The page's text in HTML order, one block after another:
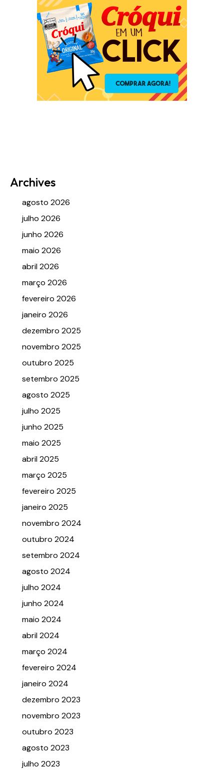
Archives
agosto 2026
julho 2026
junho 2026
maio 2026
abril 2026
março 2026
fevereiro 2026
janeiro 2026
dezembro 2025
novembro 2025
outubro 2025
setembro 2025
agosto 2025
julho 2025
junho 2025
maio 2025
abril 2025
março 2025
fevereiro 2025
janeiro 2025
novembro 2024
outubro 2024
setembro 2024
agosto 2024
julho 2024
junho 2024
maio 2024
abril 2024
março 2024
fevereiro 2024
janeiro 2024
dezembro 2023
novembro 2023
outubro 2023
agosto 2023
julho 2023